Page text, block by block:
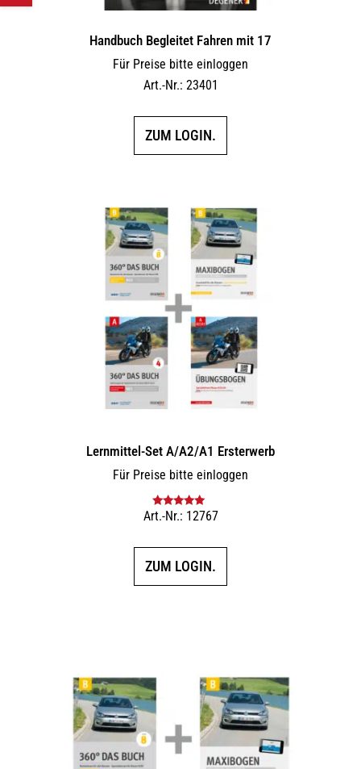
Handbuch Begleitet Fahren mit 17
Für Preise bitte einloggen
Art.-Nr.: 23401
ZUM LOGIN.
Lernmittel-Set A/A2/A1 Ersterwerb
Für Preise bitte einloggen
Bewertet mit
Art.-Nr.: 12767
ZUM LOGIN.